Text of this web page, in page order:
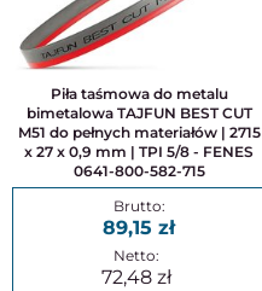
Piła taśmowa do metalu
bimetalowa TAJFUN BEST CUT
M51 do pełnych materiałów | 2715
x 27 x 0,9 mm | TPI 5/8 - FENES
0641-800-582-715
89,15
72,48